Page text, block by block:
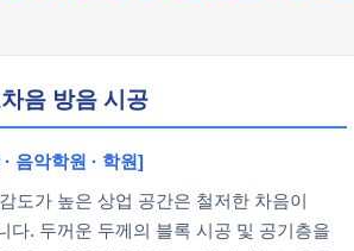
음 방음 시공
음악학원 · 학원]
도가 높은 상업 공간은 철저한 차음이
다. 두꺼운 두께의 블록 시공 및 공기층을